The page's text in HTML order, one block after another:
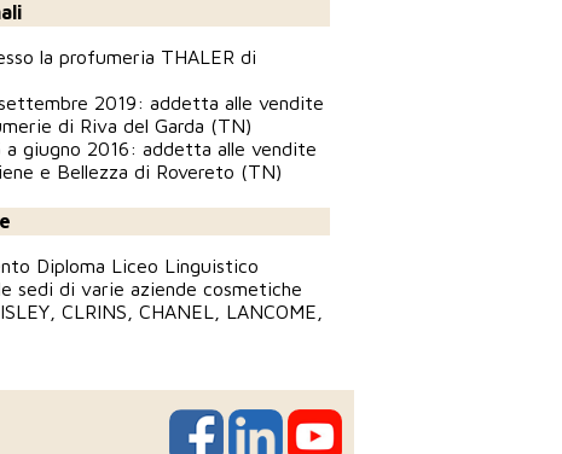
la profumeria THALER di
2019: addetta alle vendite
di Riva del Garda (TN)
a giugno 2016: addetta alle vendite
e Bellezza di Rovereto (TN)
Diploma Liceo Linguistico
sedi di varie aziende cosmetiche
CLRINS, CHANEL, LANCOME,